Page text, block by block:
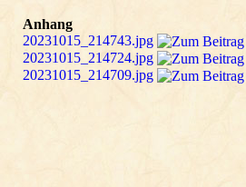
Anhang
20231015_214743.jpg
20231015_214724.jpg
20231015_214709.jpg